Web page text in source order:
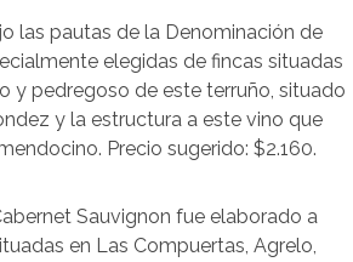
las pautas de la Denominación de
elegidas de fincas situadas
y pedregoso de este terruño, situado
y la estructura a este vino que
Precio sugerido: $2.160.
Sauvignon fue elaborado a
en Las Compuertas, Agrelo,